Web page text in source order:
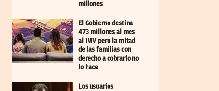
millones
El Gobierno destina
473 millones al mes
al IMV pero la mitad
de las familias con
derecho a cobrarlo no
lo hace
Los usuarios